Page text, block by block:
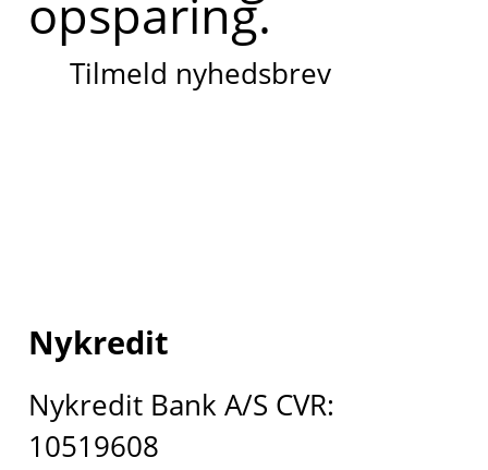
opsparing.
Tilmeld nyhedsbrev
Nykredit
Nykredit Bank A/S CVR:
10519608